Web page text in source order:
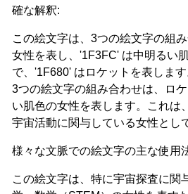
確な解釈:
この絵文字は、3つの絵文字の組
女性を表し、'1F3FC' は中明るい
で、'1F680' はロケットを表しま
3つの絵文字の組み合わせは、ロ
い肌色の女性を表します。これは
宇宙活動に関与している女性とし
様々な文脈での絵文字の主な使用
この絵文字は、特に宇宙探査に関